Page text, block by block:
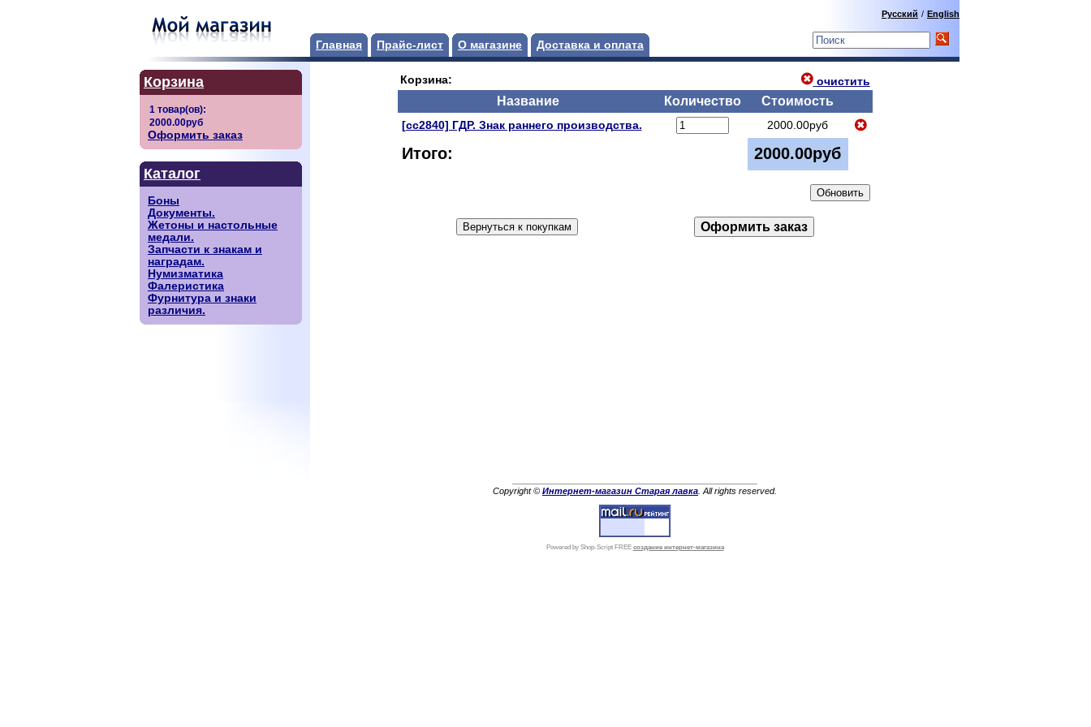
Главная Прайс-лист О магазине Доставка и оплата
Русский / English
Корзина
Оформить заказ
Каталог
Боны
Документы.
Жетоны и настольные
медали.
Запчасти к знакам и
наградам.
Нумизматика
Фалеристика
Фурнитура и знаки
различия.
Корзина: очистить
Название Количество Стоимость
[сс2840] ГДР. Знак раннего производства. 2000.00руб
Итого: 2000.00руб
Copyright © Интернет-магазин Старая лавка . All rights reserved.
Powered by Shop-Script FREE создание интернет-магазина